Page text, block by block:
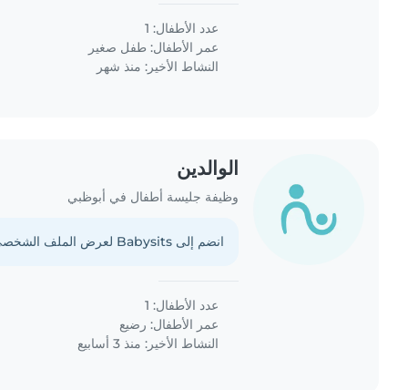
عدد الأطفال: 1
عمر الأطفال: طفل صغير
النشاط الأخير: منذ شهر
الوالدين
وظيفة جليسة أطفال في أبوظبي
انضم إلى Babysits لعرض الملف الشخصي الكامل.
عدد الأطفال: 1
عمر الأطفال: رضيع
النشاط الأخير: منذ 3 أسابيع